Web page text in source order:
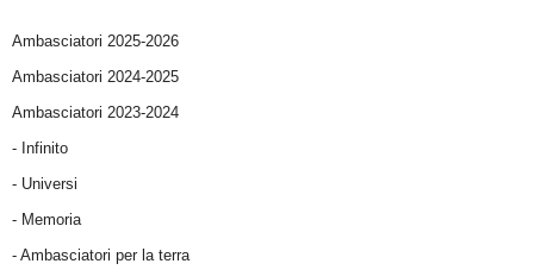
Ambasciatori 2025-2026
Ambasciatori 2024-2025
Ambasciatori 2023-2024
- Infinito
- Universi
- Memoria
- Ambasciatori per la terra